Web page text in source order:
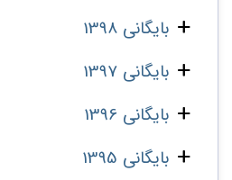
بایگانی 1398
بایگانی 1397
بایگانی 1396
بایگانی 1395